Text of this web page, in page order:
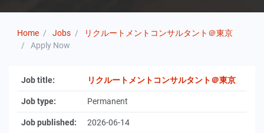
Home Jobs
リクルートメントコンサルタント＠東京
Apply Now
Job title: リクルートメントコンサルタント＠東京
Job type: Permanent
Job published: 2026-06-14